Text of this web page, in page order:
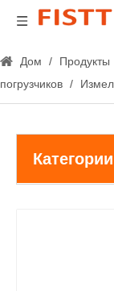
Дом / Продукты
погрузчиков /